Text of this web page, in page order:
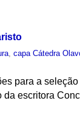
,capa Cátedra
para a seleção
da escritora